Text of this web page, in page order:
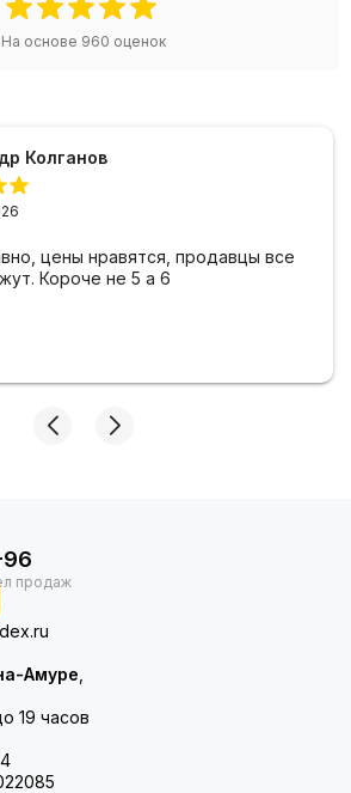
На основе 960 оценок
Колганов
цены нравятся, продавцы все
Короче не 5 а 6
96
Амуре
19 часов